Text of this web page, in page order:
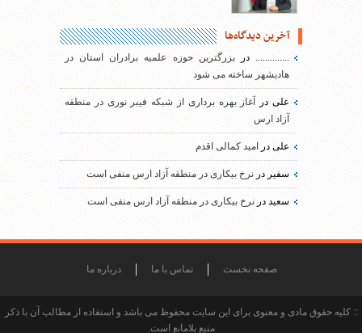
آخرین دیدگاه‌ها
..............دربزرگترین حوزه علمیه برادران استان در
هادیشهر ساخته می شود
علیدر
آغاز بهره برداری از شبکه فیبر نوری در منطقه
آزاد ارس
علی در امید کمالی اقدم
سفیر در نرخ بیکاری در منطقه آزاد ارس منفی است
سعید در نرخ بیکاری در منطقه آزاد ارس منفی است
صفحه نخست تماس با ما درباره ما
:: کلیه حقوق مادی و معنوی برای این سایت محفوظ می باشد و استفاده از مطالب آن با ذکر
منبع بلامانع است.